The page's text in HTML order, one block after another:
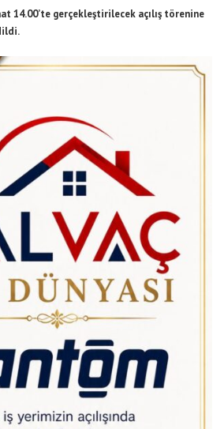
14.00’te gerçekleştirilecek açılış törenine